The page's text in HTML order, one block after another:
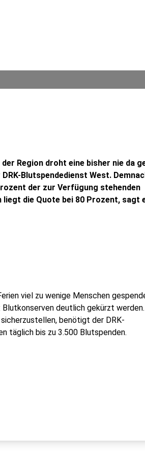
Region droht eine bisher nie da
Blutspendedienst West.
der zur Verfügung stehenden
die Quote bei 80 Prozent, sagt
viel zu wenige Menschen
deutlich gekürzt
benötigt der DRK-
täglich bis zu 3.500 Blutspenden.